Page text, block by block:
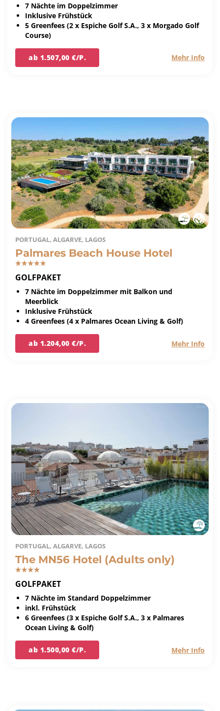
7 Nächte im Doppelzimmer
Inklusive Frühstück
5 Greenfees (2 x Espiche Golf S.A., 3 x Morgado Golf
Course)
ab 1.507,00 €/P. Mehr Info
PORTUGAL, ALGARVE, LAGOS
Palmares Beach House Hotel
GOLFPAKET
7 Nächte im Doppelzimmer mit Balkon und
Meerblick
Inklusive Frühstück
4 Greenfees (4 x Palmares Ocean Living & Golf)
ab 1.204,00 €/P. Mehr Info
PORTUGAL, ALGARVE, LAGOS
The MN56 Hotel (Adults only)
GOLFPAKET
7 Nächte im Standard Doppelzimmer
inkl. Frühstück
6 Greenfees (3 x Espiche Golf S.A., 3 x Palmares
Ocean Living & Golf)
ab 1.500,00 €/P. Mehr Info